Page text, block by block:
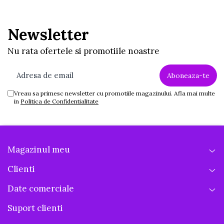
Newsletter
Nu rata ofertele si promotiile noastre
Vreau sa primesc newsletter cu promotiile magazinului. Afla mai multe
in Politica de Confidentialitate
Magazinul meu
Clienti
Date comerciale
Suport clienti